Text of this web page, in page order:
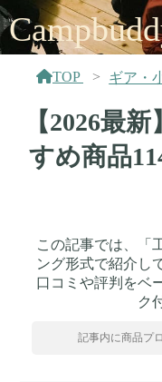
TOP ギア・
【2026最
すめ商品
この記事では、「
ング形式で紹介し
口コミや評判をベ
ク
記事内に商品プ